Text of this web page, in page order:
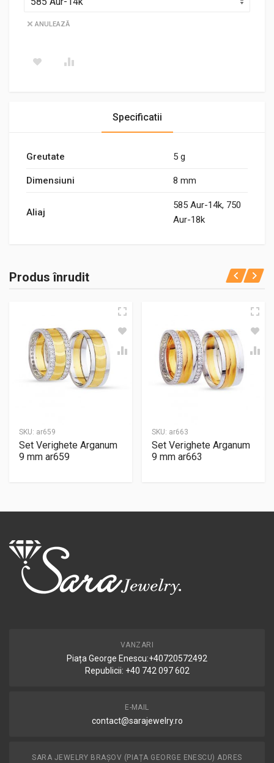
ANULEAZĂ
Specificatii
Greutate 5 g
Dimensiuni 8 mm
Aliaj
585 Aur-14k, 750
Aur-18k
Produs înrudit
SKU: ar659
Set Verighete Arganum
9 mm ar659
SKU: ar663
Set Verighete Arganum
9 mm ar663
VANZARI
Piața George Enescu:+40720572492
Republicii: +40 742 097 602
E-MAIL
contact@sarajewelry.ro
SARA JEWELRY BRAȘOV (PIAȚA GEORGE ENESCU) ADRES